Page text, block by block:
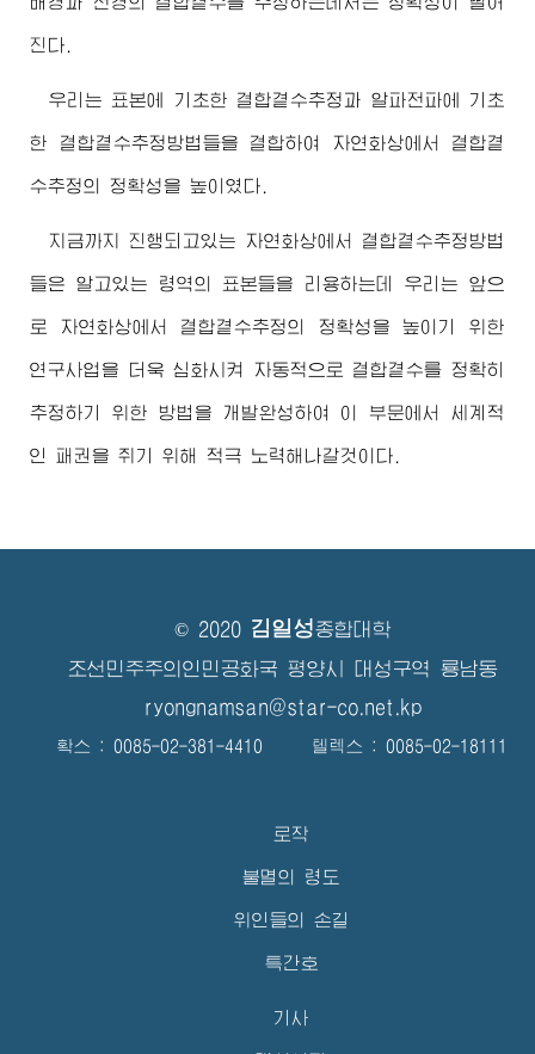
진다.
우리는 표본에 기초한 결합곁수추정과 알파전파에 기초
한 결합곁수추정방법들을 결합하여 자연화상에서 결합곁
수추정의 정확성을 높이였다.
지금까지 진행되고있는 자연화상에서 결합곁수추정방법
들은 알고있는 령역의 표본들을 리용하는데 우리는 앞으
로 자연화상에서 결합곁수추정의 정확성을 높이기 위한
연구사업을 더욱 심화시켜 자동적으로 결합곁수를 정확히
추정하기 위한 방법을 개발완성하여 이 부문에서 세계적
인 패권을 쥐기 위해 적극 노력해나갈것이다.
© 2020 김일성종합대학
조선민주주의인민공화국 평양시 대성구역 룡남동
ryongnamsan@star-co.net.kp
확스 : 0085-02-381-4410 텔렉스 : 0085-02-18111
로작
불멸의 령도
위인들의 손길
특간호
기사